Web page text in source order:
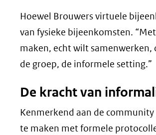
Hoewel Brouwers virtuele
van fysieke bijeenkomsten.
maken, echt wilt samenwerken,
de groep, de informele setting.”
De kracht van
Kenmerkend aan de
te maken met formele